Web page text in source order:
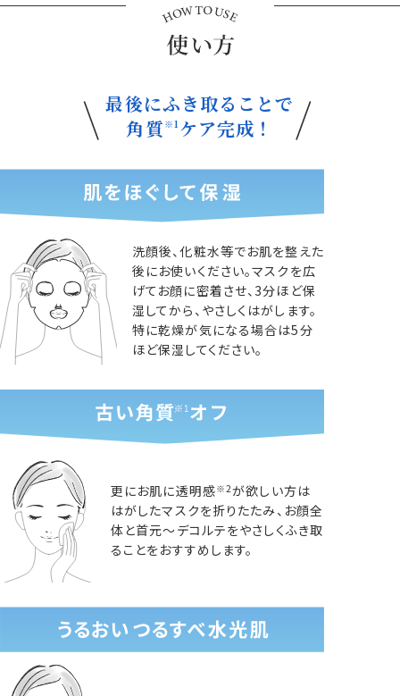
最後にふき取ることで
角質 ※1 ケア完成！
洗顔後、化粧水等でお肌を整えた
後にお使いください。マスクを広
げてお顔に密着させ、3分ほど保
湿してから、やさしくはがします。
特に乾燥が気になる場合は5分
ほど保湿してください。
更にお肌に透明感※2が欲しい方は
はがしたマスクを折りたたみ、お顔全
体と首元～デコルテをやさしくふき取
ることをおすすめします。